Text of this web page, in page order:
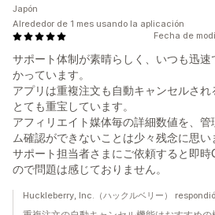
Fecha de
サポート体制が素晴らしく、いつも迅
かっています。
アプリは重複注文も自動キャンセルされ
とても重宝しています。
アフィリエイト媒体毎の詳細数値を、
ム確認ができないことは少々残念に思
サポート担当者さまにご依頼すると即
ので問題は感じておりません。
Japón
Alrededor de 1 mes usando la aplicación
Huckleberry, Inc.（ハックルベリー）